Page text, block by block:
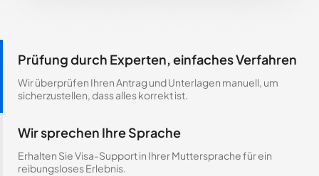
Prüfung durch Experten, einfaches Verfahren
Wir überprüfen Ihren Antrag und Unterlagen manuell, um
sicherzustellen, dass alles korrekt ist.
Wir sprechen Ihre Sprache
Erhalten Sie Visa-Support in Ihrer Muttersprache für ein
reibungsloses Erlebnis.